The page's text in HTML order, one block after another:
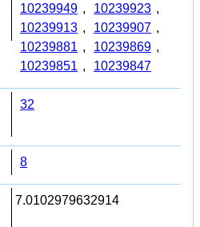
10239949 , 10239923 ,
10239913 , 10239907 ,
10239881 , 10239869 ,
10239851 , 10239847
32
8
7.0102979632914